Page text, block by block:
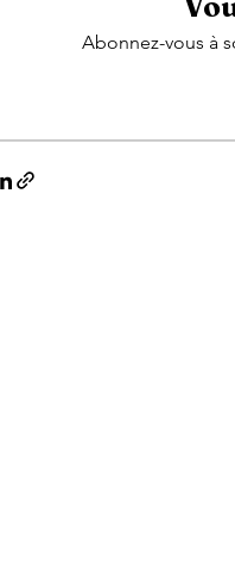
Abonnez-vous à